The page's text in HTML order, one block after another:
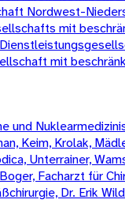
Nordwest-
mit
mit
und
Keim, Krolak,
Unterrainer,
Facharzt für
Dr. Erik